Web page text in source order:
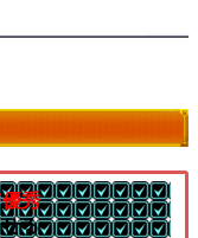
秀
る